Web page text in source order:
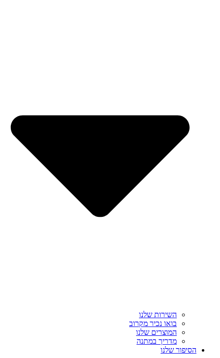
השירות שלנו
בואו נכיר מקרוב
המוצרים שלנו
מדריך במתנה
הסיפור שלנו